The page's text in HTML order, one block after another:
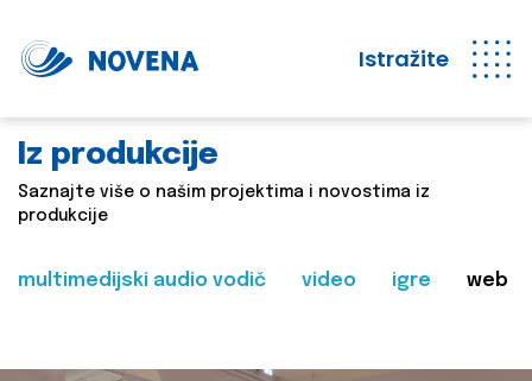
Istražite
Iz produkcije
Saznajte više o našim projektima i novostima iz
produkcije
multimedijski audio vodič video igre web